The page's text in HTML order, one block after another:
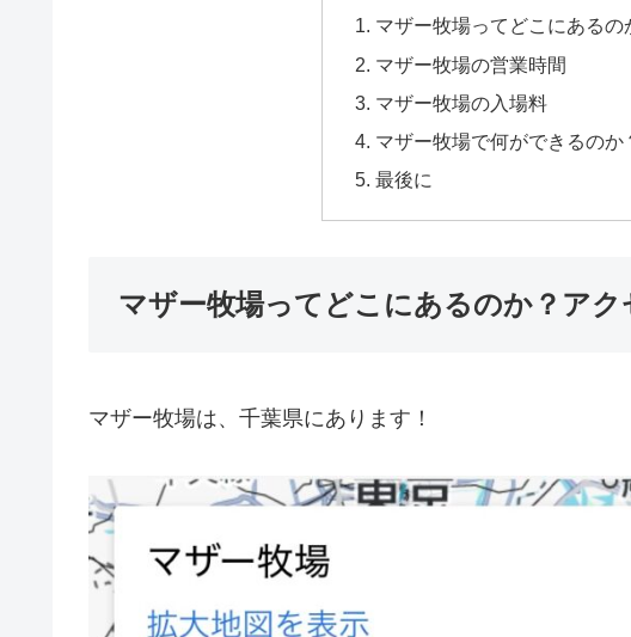
マザー牧場ってどこにある
マザー牧場の営業時間
マザー牧場の入場料
マザー牧場で何ができるのか
最後に
マザー牧場ってどこにあるのか？アク
マザー牧場は、千葉県にあります！